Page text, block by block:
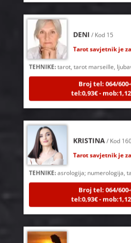
Tarot savjetnik je
TEHNIKE: tarot, tarot marseille,
Broj tel: 064/600-
tel:0,93€ -
Tarot savjetnik je
TEHNIKE: asrologija; numerologija,
Broj tel: 064/600-
tel:0,93€ -